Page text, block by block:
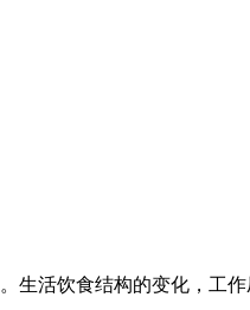
生活饮食结构的变化，工